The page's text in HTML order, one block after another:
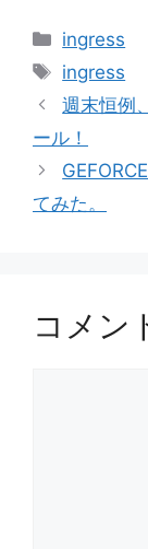
カ
テ
ゴ
リ
ー
ingress
タ
グ
ingress
週末恒例
ール！
てみた。
コメン